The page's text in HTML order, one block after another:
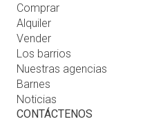
Comprar
Alquiler
Vender
Los barrios
Nuestras agencias
Barnes
Noticias
CONTÁCTENOS